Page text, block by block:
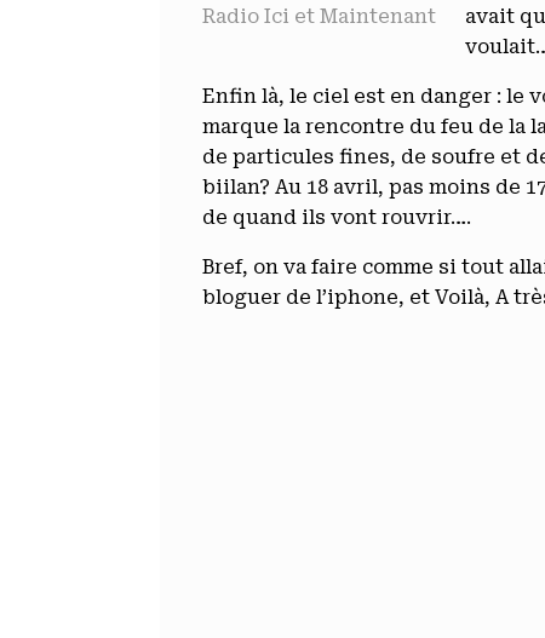
avait
Radio Ici et Maintenant
Enfin là, le ciel est en danger : le
marque la rencontre du feu de la
de particules fines, de soufre et
biilan? Au 18 avril, pas moins de
de quand ils vont rouvrir….
Bref, on va faire comme si tout
bloguer de l’iphone, et Voilà, A